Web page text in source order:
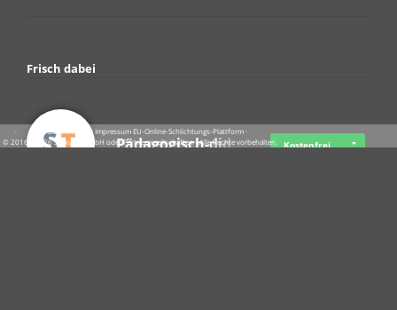
Frisch dabei
Pädagogisch-did… Kostenfrei
· · ·Datenschutz ·Impressum EU-Online-Schlichtungs-Plattform·
© 2016 - 2026 SupraTix GmbH oder Partnergesellschaften - Alle Rechte vorbehalten.